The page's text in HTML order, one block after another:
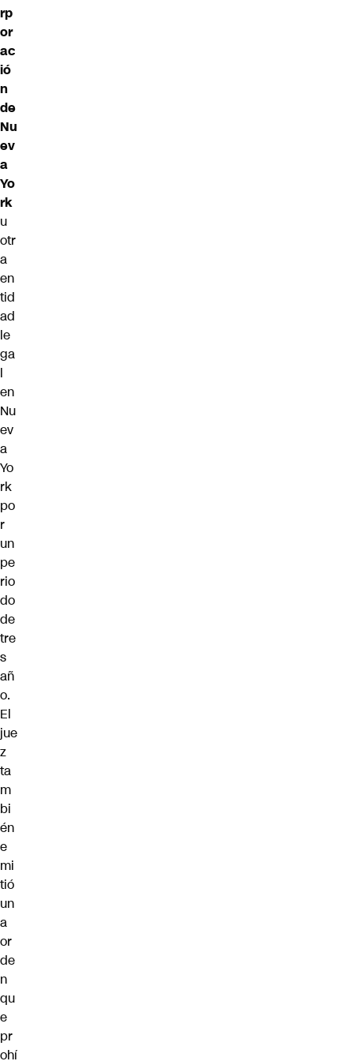
rp
or
ac
ió
n
de
Nu
ev
a
Yo
rk
u
otr
a
en
tid
ad
le
ga
l
en
Nu
ev
a
Yo
rk
po
r
un
pe
rio
do
de
tre
s
añ
o.
El
jue
z
ta
m
bi
én
e
mi
tió
un
a
or
de
n
qu
e
pr
ohí